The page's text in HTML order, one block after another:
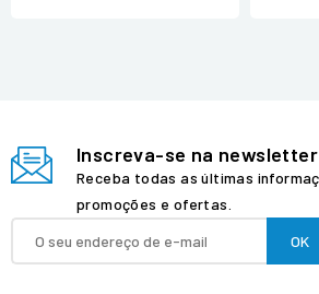
Inscreva-se na
Receba todas as últimas
promoções e ofertas.